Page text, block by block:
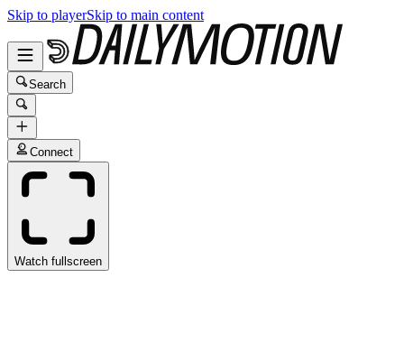
Skip to playerSkip to main content
Search
Connect
Watch fullscreen